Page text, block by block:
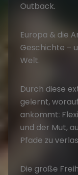
Outback.
Europa & die
Geschichte –
Welt.
Durch diese
gelernt,
ankommt:
und der Mut,
Pfade zu
Die große